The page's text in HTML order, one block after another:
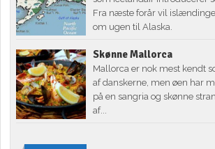
Fra næste forår vil
om ugen til Alaska.
Skønne Mallorca
Mallorca er nok mest kendt
af danskerne, men øen har
på en sangria og skønne
af...